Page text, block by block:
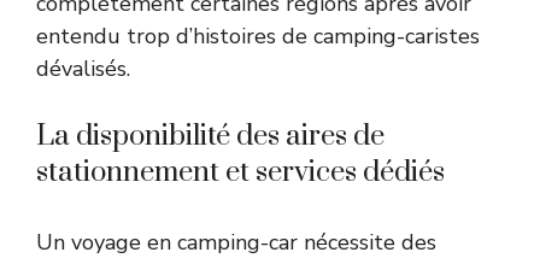
entendu trop d’histoires de camping-caristes
dévalisés.
La disponibilité des aires de
stationnement et services dédiés
Un voyage en camping-car nécessite des